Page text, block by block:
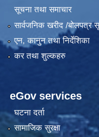
सूचना तथा समाचार
सार्वजनिक खरीद /बोलपत्र
एन, कानुन तथा निर्देशिका
कर तथा शुल्कहरु
eGov services
घटना दर्ता
सामाजिक सुरक्षा